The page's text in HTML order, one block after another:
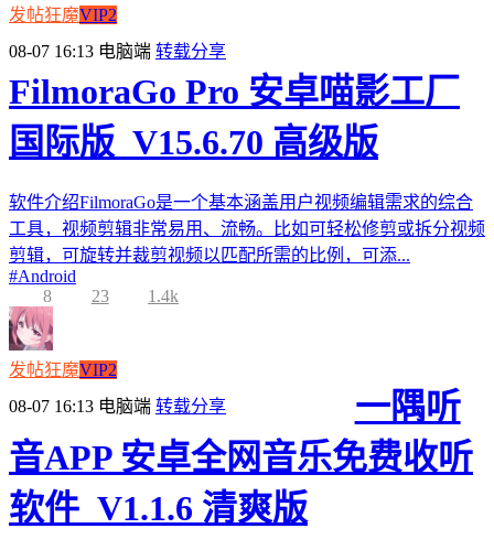
发帖狂魔VIP2
08-07 16:13 电脑端 转载分享
FilmoraGo Pro 安卓喵影工厂
国际版_V15.6.70 高级版
软件介绍FilmoraGo是一个基本涵盖用户视频编辑需求的综合
工具，视频剪辑非常易用、流畅。比如可轻松修剪或拆分视频
剪辑，可旋转并裁剪视频以匹配所需的比例，可添...
#Android
8
23 1.4k
发帖狂魔VIP2
08-07 16:13 电脑端 转载分享
一隅听
音APP 安卓全网音乐免费收听
软件_V1.1.6 清爽版